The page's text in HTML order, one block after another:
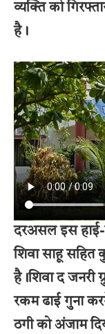
व्यक्ति को
है।
दरअसल इस हाई-
शिवा साहू सहित
है।शिवा द जनरी
रकम ढाई गुना
ठगी को अंजाम